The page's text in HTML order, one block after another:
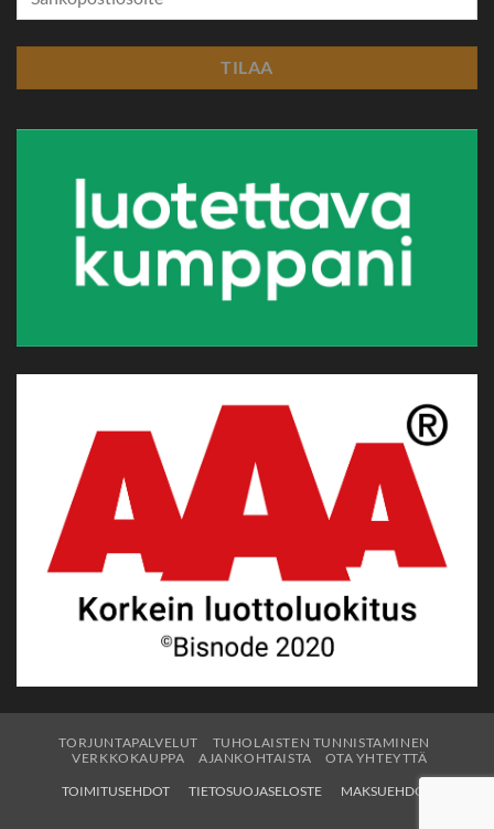
TORJUNTAPALVELUT
TUHOLAISTEN TUNNISTAMINEN
VERKKOKAUPPA
AJANKOHTAISTA
OTA YHTEYTTÄ
TOIMITUSEHDOT
TIETOSUOJASELOSTE MAKSUEHDOT